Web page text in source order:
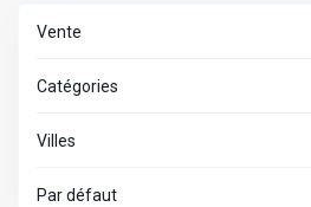
Vente
Catégories
Villes
Par défaut